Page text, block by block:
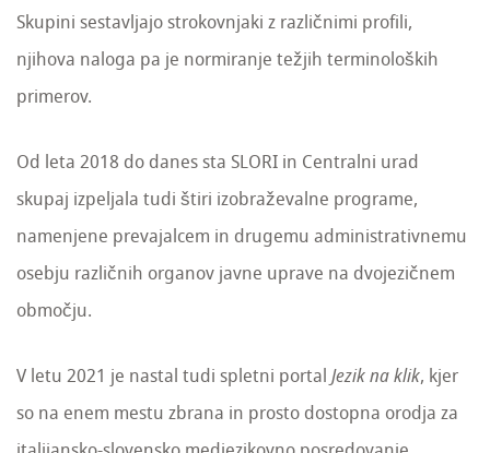
Skupini sestavljajo strokovnjaki z različnimi profili,
njihova naloga pa je normiranje težjih terminoloških
primerov.
Od leta 2018 do danes sta SLORI in Centralni urad
skupaj izpeljala tudi štiri izobraževalne programe,
namenjene prevajalcem in drugemu administrativnemu
osebju različnih organov javne uprave na dvojezičnem
območju.
V letu 2021 je nastal tudi spletni portalJezik na klik, kjer
so na enem mestu zbrana in prosto dostopna orodja za